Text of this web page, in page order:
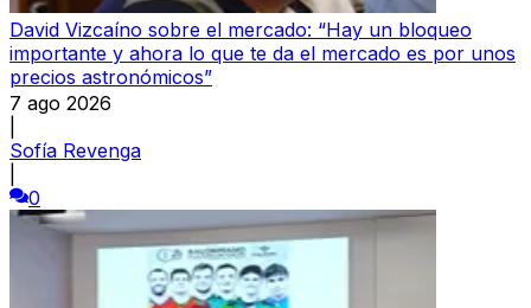
David Vizcaíno sobre el mercado: “Hay un bloqueo
importante y ahora lo que te da el mercado es por unos
precios astronómicos”
7 ago 2026
Sofía Revenga
0